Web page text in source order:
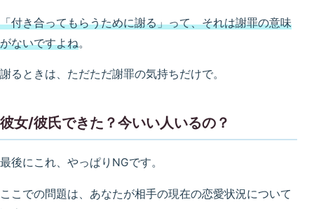
「付き合ってもらうために謝る」って、それは謝罪の意味
がないですよね。
謝るときは、ただただ謝罪の気持ちだけで。
彼女/彼氏できた？今いい人いるの？
最後にこれ、やっぱりNGです。
ここでの問題は、あなたが相手の現在の恋愛状況について